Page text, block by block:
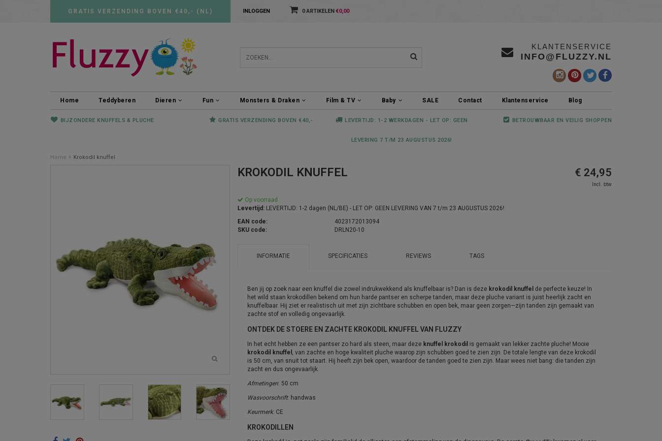
GRATIS VERZENDING BOVEN €40,- (NL) INLOGGEN 0 ARTIKELEN €0,00
KLANTENSERVICE
INFO@FLUZZY.NL
Home Teddyberen Dieren Fun Monsters & Draken Film & TV Baby SALE Contact Klantenservice Blog
BIJZONDERE KNUFFELS & PLUCHE GRATIS VERZENDING BOVEN €40,- LEVERTIJD: 1-2 WERKDAGEN - LET OP: GEEN
LEVERING 7 T/M 23 AUGUSTUS 2026!
BETROUWBAAR EN VEILIG SHOPPEN
Home Krokodil knuffel
KROKODIL KNUFFEL € 24,95
Incl. btw
Op voorraad
Levertijd: LEVERTIJD: 1-2 dagen (NL/BE) - LET OP: GEEN LEVERING VAN 7 t/m 23 AUGUSTUS 2026!
EAN code:
4023172013094
SKU code:
DRLN20-10
INFORMATIE SPECIFICATIES REVIEWS TAGS
Ben jij op zoek naar een knuffel die zowel indrukwekkend als knuffelbaar is? Dan is deze krokodil knuffel de perfecte keuze! In
het wild staan krokodillen bekend om hun harde pantser en scherpe tanden, maar deze pluche variant is juist heerlijk zacht en
knuffelbaar. Hij ziet er realistisch uit met zijn zichtbare schubben en open bek, maar geen zorgen—zijn tanden zijn gemaakt van
zachte stof en volledig ongevaarlijk.
ONTDEK DE STOERE EN ZACHTE KROKODIL KNUFFEL VAN FLUZZY
In het echt hebben ze een pantser zo hard als steen, maar deze knuffel krokodil is gemaakt van lekker zachte pluche! Mooie
krokodil knuffel , van zachte en hoge kwaliteit pluche waarop zijn schubben goed te zien zijn. De totale lengte van deze krokodil
is 50 cm, van snuit tot staart. Hij heeft zijn bek open, waardoor de tanden goed te zien zijn. Maar wees niet bang: die tanden zijn
zacht en dus ongevaarlijk.
Afmetingen: 50 cm
Wasvoorschrift: handwas
Keurmerk: CE
KROKODILLEN